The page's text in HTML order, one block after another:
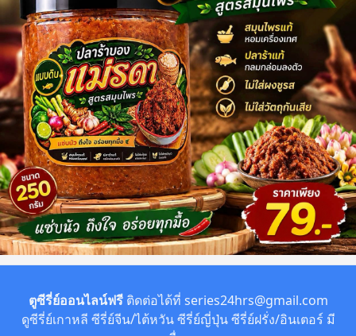
ตูซีรี่ย์ออนไลน์ฟรีติดต่อได้ที่ series24hrs@gmail.com
ดูซีรี่ย์เกาหลี ซีรี่ย์จีน/ไต้หวัน ซีรี่ย์ญี่ปุ่น ซีรี่ย์ฝรั่ง/อินเตอร์ มี